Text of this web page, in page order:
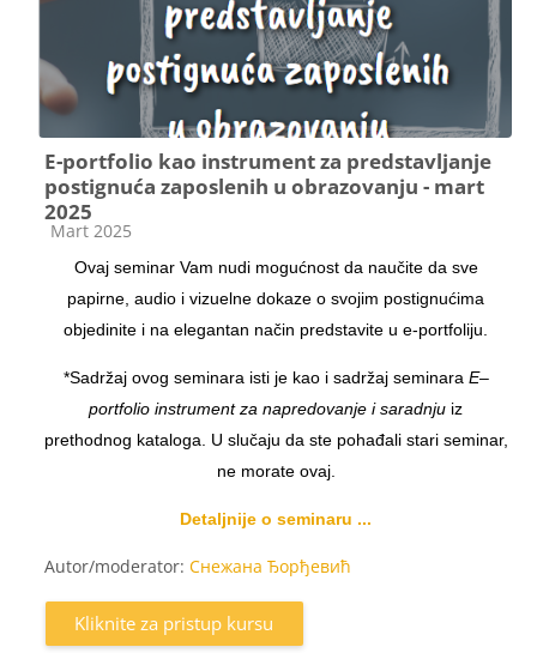
E-portfolio kao instrument za predstavljanje
postignuća zaposlenih u obrazovanju - mart
2025
Kategorija kursa
Mart 2025
Ovaj seminar Vam nudi mogućnost da naučite da sve
papirne, audio i vizuelne dokaze o svojim postignućima
objedinite i na elegantan način predstavite u e-portfoliju.
*Sadržaj ovog seminara isti je kao i sadržaj seminara E–
portfolio instrument za napredovanje i saradnju iz
prethodnog kataloga. U slučaju da ste pohađali stari seminar,
ne morate ovaj.
Detaljnije o seminaru ...
Autor/moderator: Снежана Ђорђевић
Kliknite za pristup kursu